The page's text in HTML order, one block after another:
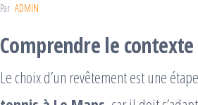
Par ADMIN
Comprendre le
Le choix d’un revêtement est une